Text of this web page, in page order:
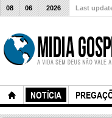
NOTÍCIA
08 06 2026 Last